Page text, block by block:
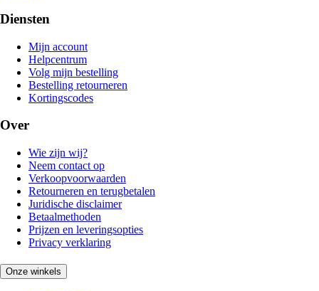
Diensten
Mijn account
Helpcentrum
Volg mijn bestelling
Bestelling retourneren
Kortingscodes
Over
Wie zijn wij?
Neem contact op
Verkoopvoorwaarden
Retourneren en terugbetalen
Juridische disclaimer
Betaalmethoden
Prijzen en leveringsopties
Privacy verklaring
Onze winkels